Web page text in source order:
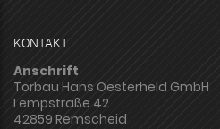
KONTAKT
Anschrift
Torbau Hans Oesterheld GmbH
Lempstraße 42
42859 Remscheid